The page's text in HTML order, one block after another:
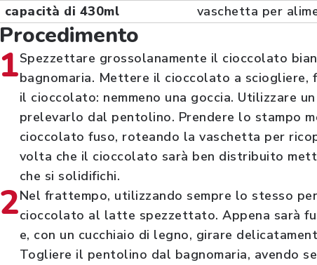
capacità di 430ml
vaschetta per
Procedimento
1Spezzettare grossolanamente il cioccolato
bagnomaria. Mettere il cioccolato a sciogliere,
il cioccolato: nemmeno una goccia. Utilizzare
prelevarlo dal pentolino. Prendere lo stampo
cioccolato fuso, roteando la vaschetta per
volta che il cioccolato sarà ben distribuito
che si solidifichi.
2Nel frattempo, utilizzando sempre lo stesso
cioccolato al latte spezzettato. Appena sarà
e, con un cucchiaio di legno, girare
Togliere il pentolino dal bagnomaria, avendo